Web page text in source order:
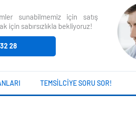
sunabilmemiz için satış
için sabırsızlıkla bekliyoruz!
28
TEMSILCIYE SORU SOR!